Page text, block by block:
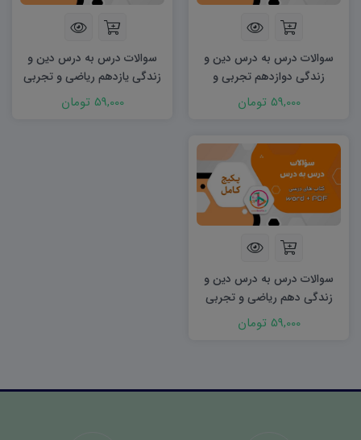
سوالات درس به درس دین و
زندگی دوازدهم تجربی و
ریاضی word
59,000 تومان
سوالات درس به درس دین و
زندگی یازدهم ریاضی و تجربی
word59,000 تومان
سوالات درس به درس دین و
زندگی دهم ریاضی و تجربی
word59,000 تومان